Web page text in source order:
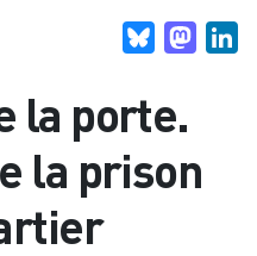
Bluesky
la porte.
la prison